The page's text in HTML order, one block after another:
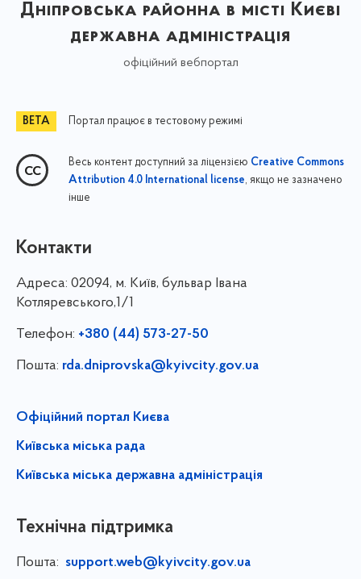
Дніпровська районна в місті Києві
державна адміністрація
офіційний вебпортал
Портал працює в тестовому режимі
Весь контент доступний за ліцензією Creative Commons
Attribution 4.0 International license, якщо не зазначено
інше
Контакти
Адреса: 02094, м. Київ, бульвар Івана
Котляревського,1/1
Телефон: +380 (44) 573-27-50
Пошта: rda.dniprovska@kyivcity.gov.ua
Офіційний портал Києва
Київська міська рада
Київська міська державна адміністрація
Технічна підтримка
Пошта: support.web@kyivcity.gov.ua